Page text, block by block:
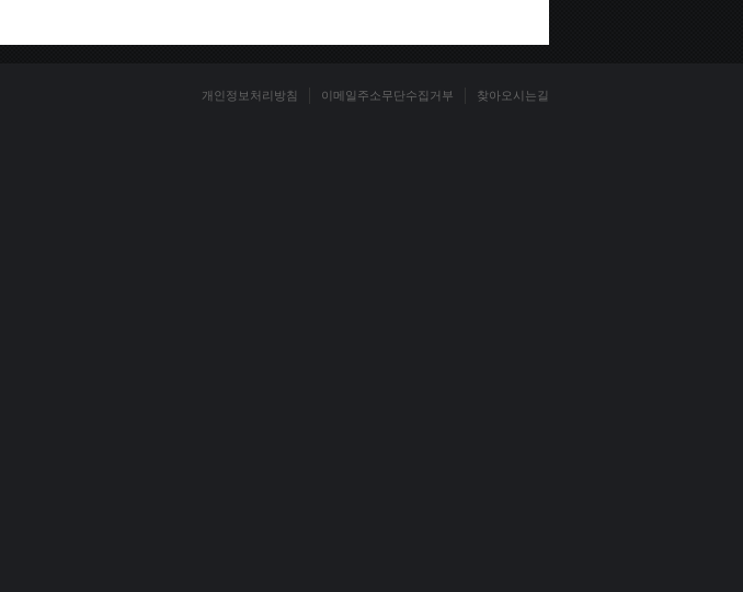
개인정보처리방침 이메일주소무단수집거부 찾아오시는길